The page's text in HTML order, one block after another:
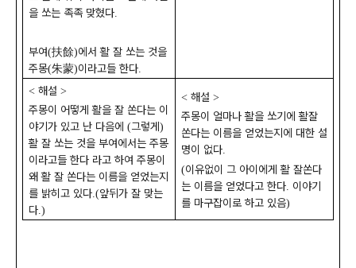
을 쏘는 족족 맞혔다.
부여(扶餘)에서 활 잘 쏘는 것을
주몽(朱蒙)이라고들 한다.
< 해설 >
주몽이 어떻게 활을 잘 쏜다는 이
야기가 있고 난 다음에 (그렇게 )
활 잘 쏘는 것을 부여에서는 주몽
이라고들 한다 라고 하여 주몽이
왜 활 잘 쏜다는 이름을 얻었는지
를 밝히고 있다.(앞뒤가 잘 맞는
다.)
< 해설 >
주몽이 얼마나 활을 쏘기에 활잘
쏜다는 이름을 얻었는지에 대한 설
명이 없다.
(이유없이 그 아이에게 활 잘쏜다
는 이름을 얻었다고 한다. 이야기
를 마구잡이로 하고 있음)